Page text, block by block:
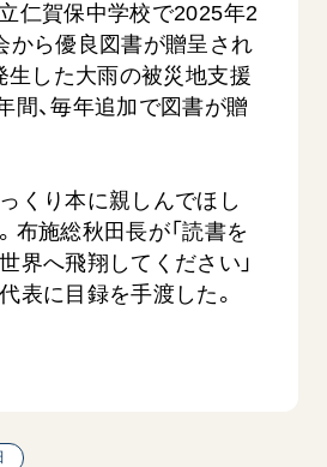
入門）
郎先生
先生
先生
帯を拡大
ー平等」を促進
SDGs）」の取り組み
紹介
人間革命』要旨
仁賀保中学校で2025年2
から優良図書が贈呈され
生した大雨の被災地支援
間、毎年追加で図書が贈
くり本に親しんでほし
布施総秋田長が「読書を
界へ飛翔してください」
表に目録を手渡した。